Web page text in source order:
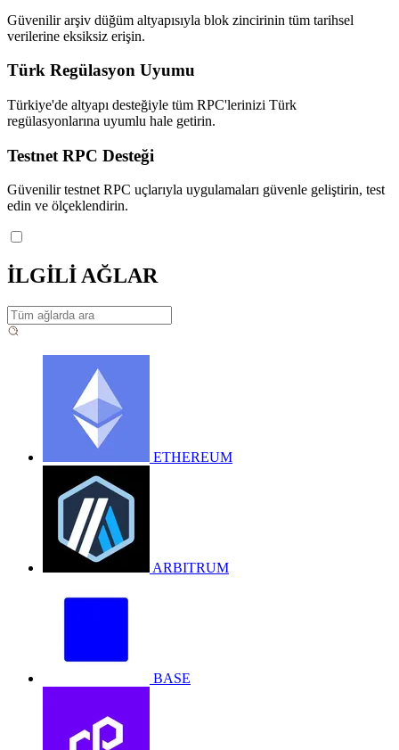
Güvenilir arşiv düğüm altyapısıyla blok zincirinin tüm tarihsel
verilerine eksiksiz erişin.
Türk Regülasyon Uyumu
Türkiye'de altyapı desteğiyle tüm RPC'lerinizi Türk
regülasyonlarına uyumlu hale getirin.
Testnet RPC Desteği
Güvenilir testnet RPC uçlarıyla uygulamaları güvenle geliştirin, test
edin ve ölçeklendirin.
İLGİLİ AĞLAR
ETHEREUM
ARBITRUM
BASE